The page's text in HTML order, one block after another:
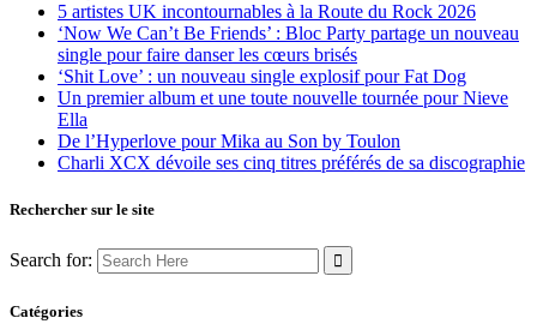
5 artistes UK incontournables à la Route du Rock 2026
‘Now We Can’t Be Friends’ : Bloc Party partage un nouveau
single pour faire danser les cœurs brisés
‘Shit Love’ : un nouveau single explosif pour Fat Dog
Un premier album et une toute nouvelle tournée pour Nieve
Ella
De l’Hyperlove pour Mika au Son by Toulon
Charli XCX dévoile ses cinq titres préférés de sa discographie
Rechercher sur le site
Search for:
Catégories